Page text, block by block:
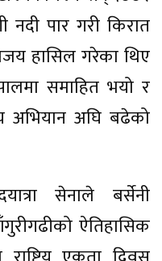
पार गरी किरात
हासिल गरेका थिए
समाहित भयो र
अभियान अघि बढेको
सेनाले बर्सेनी
ऐतिहासिक